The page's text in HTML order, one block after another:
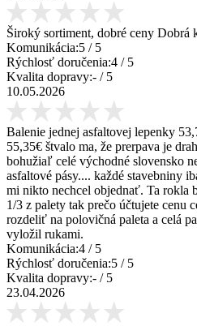
Široký sortiment, dobré ceny Dobrá
Komunikácia:5 / 5
Rýchlosť doručenia:4 / 5
Kvalita dopravy:- / 5
10.05.2026
Balenie jednej asfaltovej lepenky
55,35€ štvalo ma, že prerpava je
bohužiaľ celé východné slovensko
asfaltové pásy.... každé stavebniny
mi nikto nechcel objednať. Ta rokla
1/3 z palety tak prečo účtujete cenu
rozdeliť na polovičná paleta a celá
vyložil rukami.
Komunikácia:4 / 5
Rýchlosť doručenia:5 / 5
Kvalita dopravy:- / 5
23.04.2026